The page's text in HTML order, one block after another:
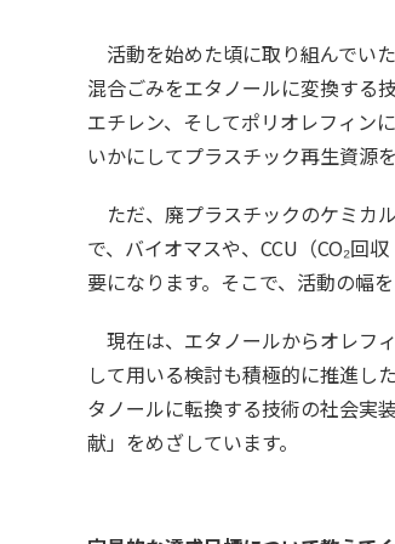
活動を始めた頃に取り組んでい
混合ごみをエタノールに変換する
エチレン、そしてポリオレフィン
いかにしてプラスチック再生資源
ただ、廃プラスチックのケミカ
で、バイオマスや、CCU（CO₂回
要になります。そこで、活動の幅
現在は、エタノールからオレフ
して用いる検討も積極的に推進し
タノールに転換する技術の社会実
献」をめざしています。